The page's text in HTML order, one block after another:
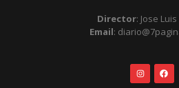
Director: Jose
Email: